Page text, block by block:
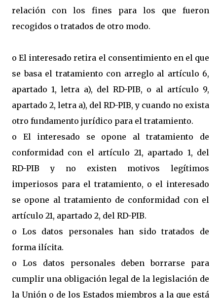
relación con los fines para los que fueron
recogidos o tratados de otro modo.
o El interesado retira el consentimiento en el que
se basa el tratamiento con arreglo al artículo 6,
apartado 1, letra a), del RD-PIB, o al artículo 9,
apartado 2, letra a), del RD-PIB, y cuando no exista
otro fundamento jurídico para el tratamiento.
o El interesado se opone al tratamiento de
conformidad con el artículo 21, apartado 1, del
RD-PIB y no existen motivos legítimos
imperiosos para el tratamiento, o el interesado
se opone al tratamiento de conformidad con el
artículo 21, apartado 2, del RD-PIB.
o Los datos personales han sido tratados de
forma ilícita.
o Los datos personales deben borrarse para
cumplir una obligación legal de la legislación de
la Unión o de los Estados miembros a la que está